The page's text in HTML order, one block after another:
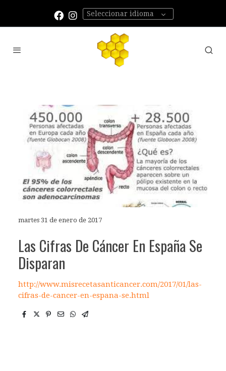
Seleccionar idioma
martes 31 de enero de 2017
Las Cifras De Cáncer En España Se
Disparan
http://www.misrecetasanticancer.com/2017/01/las-
cifras-de-cancer-en-espana-se.html